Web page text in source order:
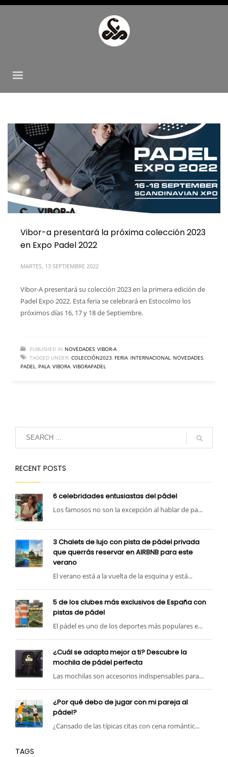
Vibor-a presentará la próxima colección 2023
en Expo Padel 2022
MARTES, 13 SEPTIEMBRE 2022
Vibor-A presentará su colección 2023 en la primera edición de
Padel Expo 2022. Esta feria se celebrará en Estocolmo los
próximos días 16, 17 y 18 de Septiembre.
PUBLISHED IN NOVEDADES VIBOR-A
TAGGED UNDER: COLECCIÓN2023 FERIA INTERNACIONAL NOVEDADES
PADEL
PALA VIBORA VIBORAPADEL
RECENT POSTS
6 celebridades entusiastas del pádel
Los famosos no son la excepción al hablar de pa...
3 Chalets de lujo con pista de pádel privada
que querrás reservar en AIRBNB para este
verano
El verano está a la vuelta de la esquina y está...
5 de los clubes más exclusivos de España con
pistas de pádel
El pádel es uno de los deportes más populares e...
¿Cuál se adapta mejor a ti? Descubre la
mochila de pádel perfecta
Las mochilas son accesorios indispensables para...
¿Por qué debo de jugar con mi pareja al
pádel?
¿Cansado de las típicas citas con cena romántic...
TAGS